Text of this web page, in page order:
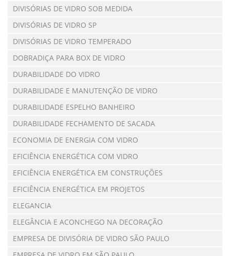
DIVISÓRIAS DE VIDRO SOB MEDIDA
DIVISÓRIAS DE VIDRO SP
DIVISÓRIAS DE VIDRO TEMPERADO
DOBRADIÇA PARA BOX DE VIDRO
DURABILIDADE DO VIDRO
DURABILIDADE E MANUTENÇÃO DE VIDRO
DURABILIDADE ESPELHO BANHEIRO
DURABILIDADE FECHAMENTO DE SACADA
ECONOMIA DE ENERGIA COM VIDRO
EFICIÊNCIA ENERGÉTICA COM VIDRO
EFICIÊNCIA ENERGÉTICA EM CONSTRUÇÕES
EFICIÊNCIA ENERGÉTICA EM PROJETOS
ELEGANCIA
ELEGÂNCIA E ACONCHEGO NA DECORAÇÃO
EMPRESA DE DIVISÓRIA DE VIDRO SÃO PAULO